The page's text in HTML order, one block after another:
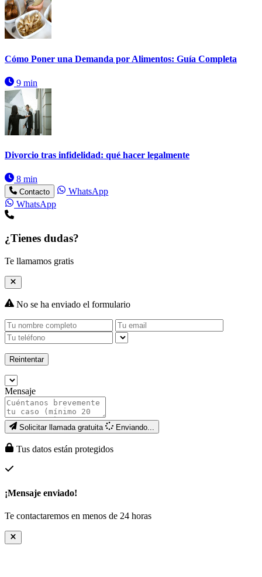
Cómo Poner una Demanda por Alimentos: Guía Completa
9 min
Divorcio tras infidelidad: qué hacer legalmente
8 min
Contacto
WhatsApp
WhatsApp
¿Tienes dudas?
Te llamamos gratis
No se ha enviado el formulario
Reintentar
Mensaje
Solicitar llamada gratuita Enviando...
Tus datos están protegidos
¡Mensaje enviado!
Te contactaremos en menos de 24 horas